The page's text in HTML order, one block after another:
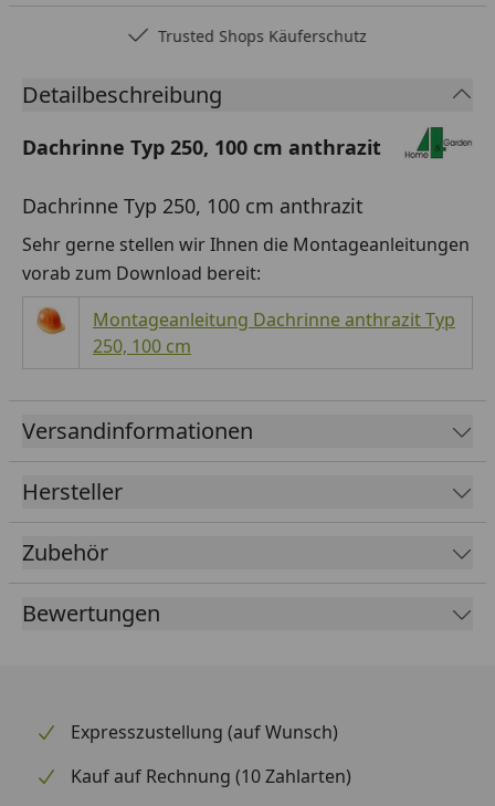
Trusted Shops Käuferschutz
Detailbeschreibung
Dachrinne Typ 250, 100 cm anthrazit
Dachrinne Typ 250, 100 cm anthrazit
Sehr gerne stellen wir Ihnen die Montageanleitungen
vorab zum Download bereit:
Montageanleitung Dachrinne anthrazit Typ
250, 100 cm
Versandinformationen
Hersteller
Zubehör
Bewertungen
Expresszustellung (auf Wunsch)
Kauf auf Rechnung (10 Zahlarten)